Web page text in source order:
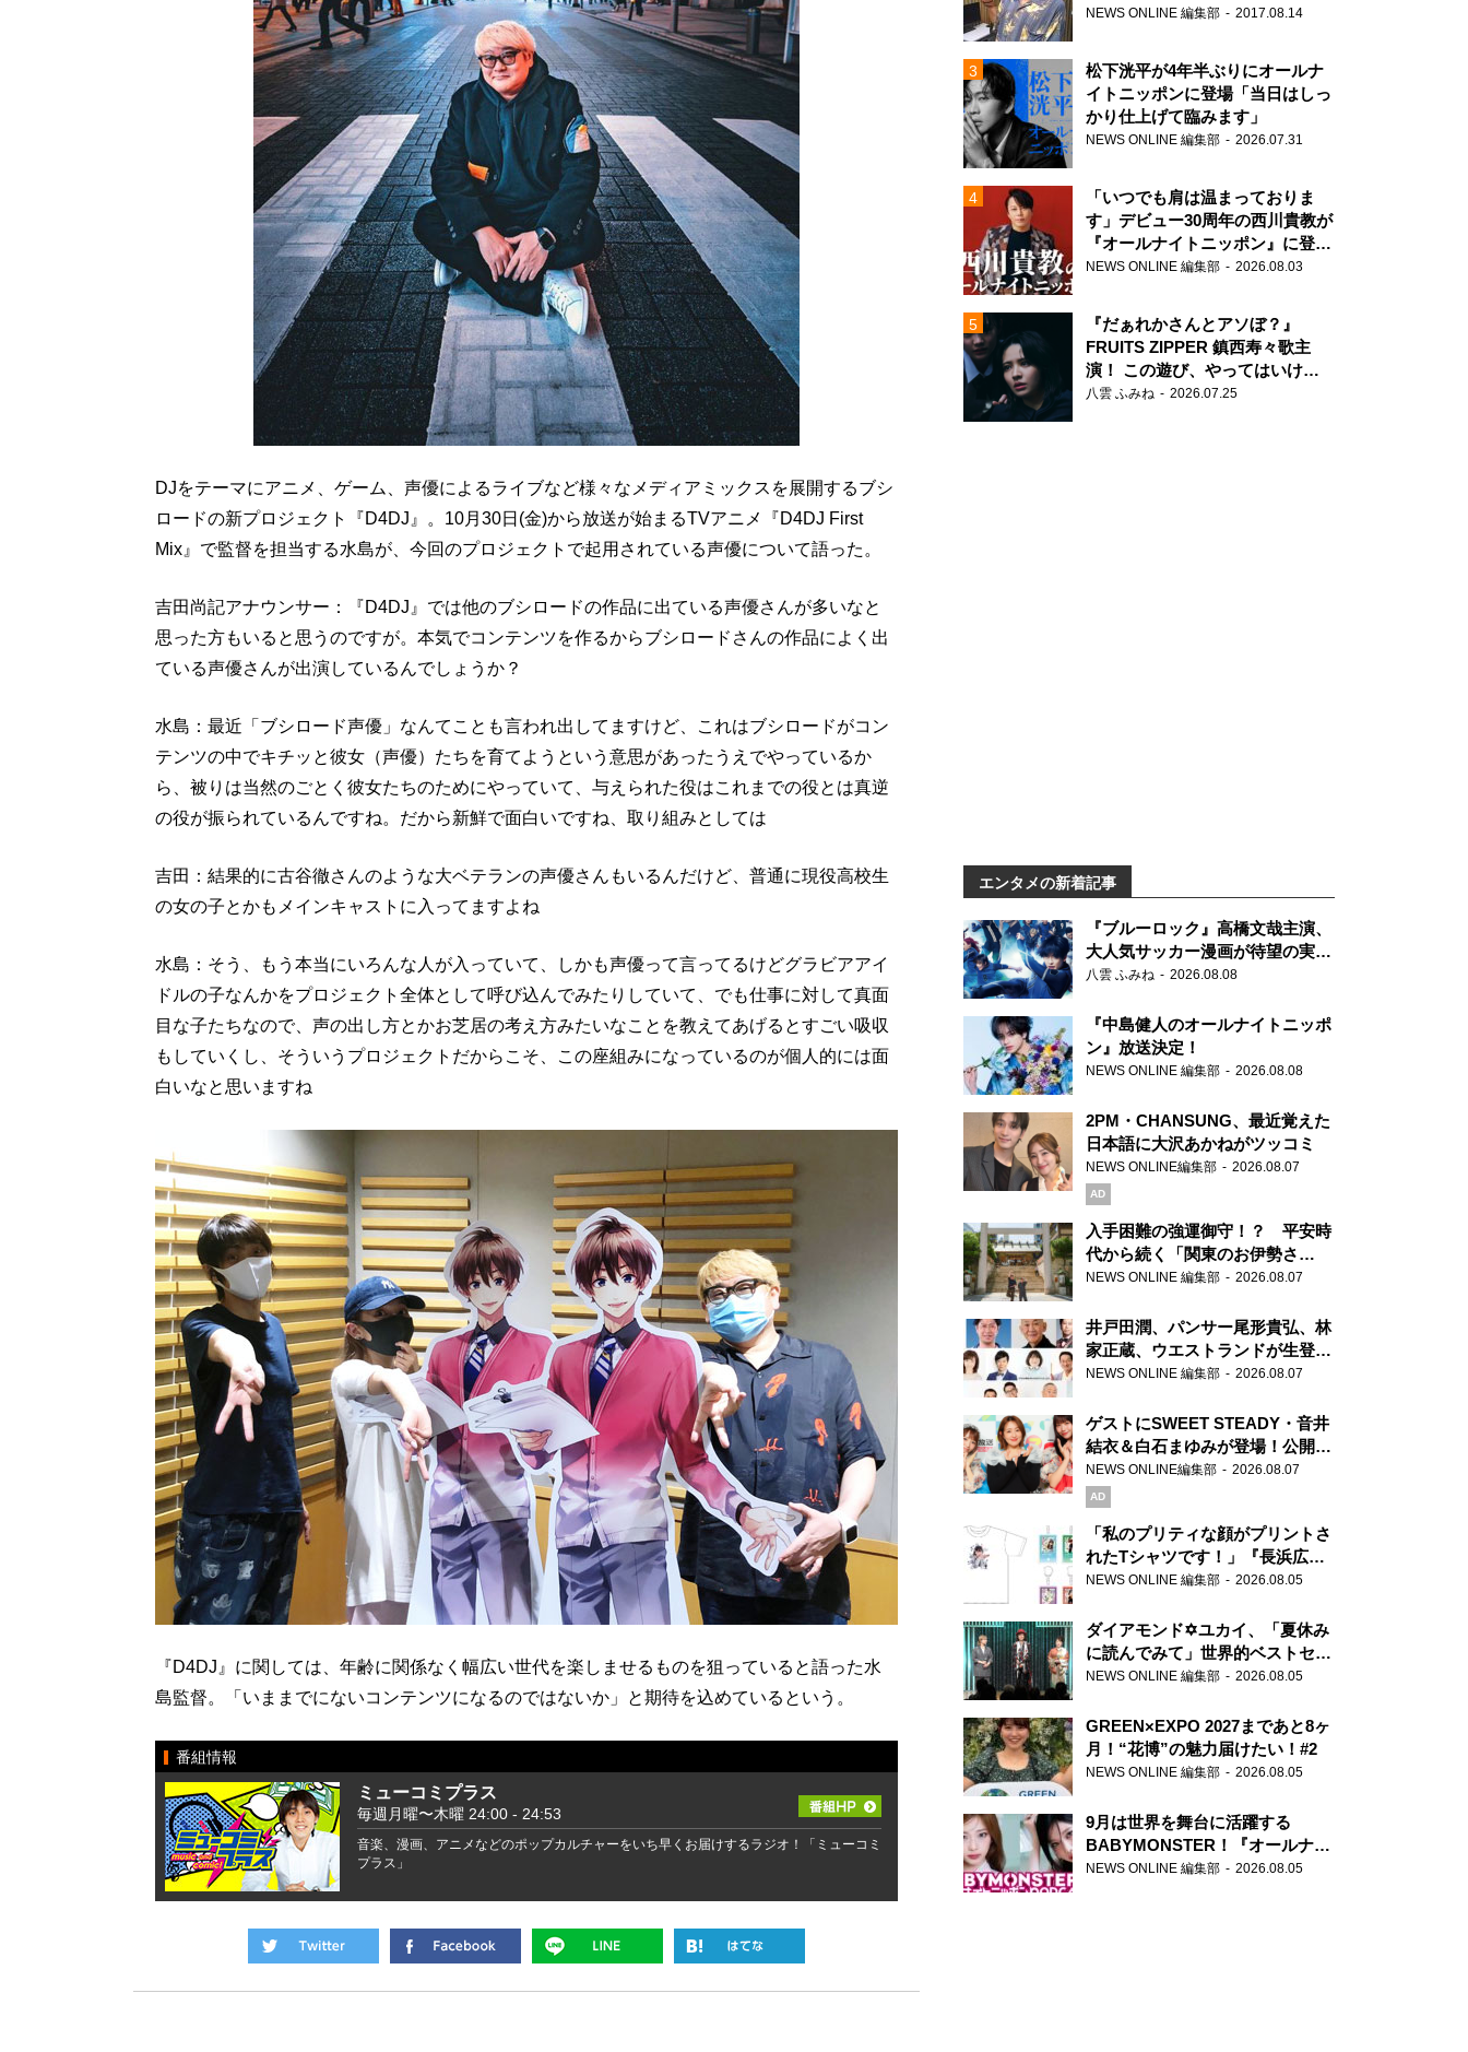
DJをテーマにアニメ、ゲーム、声優によるライブなど様々なメディアミックスを展開するブシ
ロードの新プロジェクト『D4DJ』。10月30日(金)から放送が始まるTVアニメ『D4DJ First
Mix』で監督を担当する水島が、今回のプロジェクトで起用されている声優について語った。
吉田尚記アナウンサー：『D4DJ』では他のブシロードの作品に出ている声優さんが多いなと
思った方もいると思うのですが。本気でコンテンツを作るからブシロードさんの作品によく出
ている声優さんが出演しているんでしょうか？
水島：最近「ブシロード声優」なんてことも言われ出してますけど、これはブシロードがコン
テンツの中でキチッと彼女（声優）たちを育てようという意思があったうえでやっているか
ら、被りは当然のごとく彼女たちのためにやっていて、与えられた役はこれまでの役とは真逆
の役が振られているんですね。だから新鮮で面白いですね、取り組みとしては
吉田：結果的に古谷徹さんのような大ベテランの声優さんもいるんだけど、普通に現役高校生
の女の子とかもメインキャストに入ってますよね
水島：そう、もう本当にいろんな人が入っていて、しかも声優って言ってるけどグラビアアイ
ドルの子なんかをプロジェクト全体として呼び込んでみたりしていて、でも仕事に対して真面
目な子たちなので、声の出し方とかお芝居の考え方みたいなことを教えてあげるとすごい吸収
もしていくし、そういうプロジェクトだからこそ、この座組みになっているのが個人的には面
白いなと思いますね
『D4DJ』に関しては、年齢に関係なく幅広い世代を楽しませるものを狙っていると語った水
島監督。「いままでにないコンテンツになるのではないか」と期待を込めているという。
番組情報
ミューコミプラス
毎週月曜〜木曜 24:00 - 24:53
音楽、漫画、アニメなどのポップカルチャーをいち早くお届けするラジオ！「ミューコミ
プラス」
NEWS ONLINE 編集部 2017.08.14
松下洸平が4年半ぶりにオールナ
イトニッポンに登場「当日はしっ
かり仕上げて臨みます」
NEWS ONLINE 編集部 2026.07.31
「いつでも肩は温まっておりま
す」デビュー30周年の西川貴教が
『オールナイトニッポン』に登
場！
NEWS ONLINE 編集部 2026.08.03
『だぁれかさんとアソぼ？』
FRUITS ZIPPER 鎮西寿々歌主
演！ この遊び、やってはいけま
せん。
八雲 ふみね 2026.07.25
エンタメの新着記事
『ブルーロック』高橋文哉主演、
大人気サッカー漫画が待望の実写
映画に
八雲 ふみね 2026.08.08
『中島健人のオールナイトニッポ
ン』放送決定！
NEWS ONLINE 編集部 2026.08.08
2PM・CHANSUNG、最近覚えた
日本語に大沢あかねがツッコミ
NEWS ONLINE編集部 2026.08.07
AD
入手困難の強運御守！？ 平安時
代から続く「関東のお伊勢さ
ま」、芝大神宮にてランパンプス
NEWS ONLINE 編集部 2026.08.07
井戸田潤、パンサー尾形貴弘、林
家正蔵、ウエストランドが生登
場！『ラジオビバリー昼ズ』
NEWS ONLINE 編集部 2026.08.07
ゲストにSWEET STEADY・音井
結衣＆白石まゆみが登場！公開収
録で素顔全開！
NEWS ONLINE編集部 2026.08.07
AD
「私のプリティな顔がプリントさ
れたTシャツです！」『長浜広奈
天下無双』初の番組グッズ発売
NEWS ONLINE 編集部 2026.08.05
ダイアモンド✡ユカイ、「夏休み
に読んでみて」世界的ベストセラ
ー『アナスタシア』を紹介
NEWS ONLINE 編集部 2026.08.05
GREEN×EXPO 2027まであと8ヶ
月！“花博”の魅力届けたい！#2
NEWS ONLINE 編集部 2026.08.05
9月は世界を舞台に活躍する
BABYMONSTER！『オールナイ
トニッポンPODCAST』月替わり
NEWS ONLINE 編集部 2026.08.05